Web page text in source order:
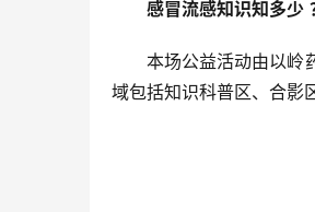
感冒流感知识知多少
本场公益活动由以岭
域包括知识科普区、合影